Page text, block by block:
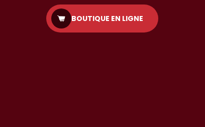
BOUTIQUE EN LIGNE